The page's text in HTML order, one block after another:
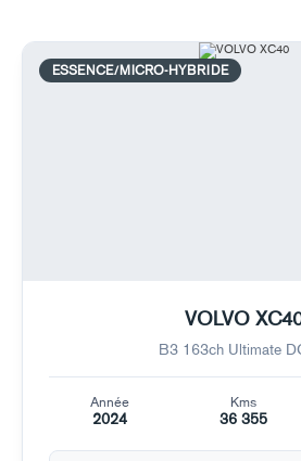
ESSENCE/MICRO-HYBRIDE
VOLVO
B3 163ch Ultimate
Année
2024
Kms
36 355